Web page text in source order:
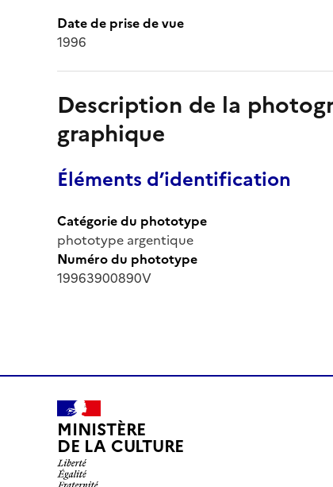
Date de prise de vue
1996
Description de la
graphique
Éléments d’identification
Catégorie du phototype
phototype argentique
Numéro du phototype
19963900890V
MINISTÈRE
DE LA CULTURE